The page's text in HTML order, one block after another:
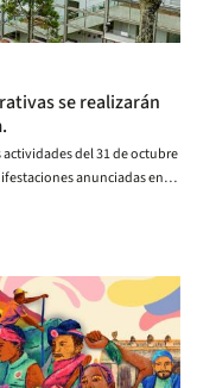
se realizarán
del 31 de octubre
anunciadas en